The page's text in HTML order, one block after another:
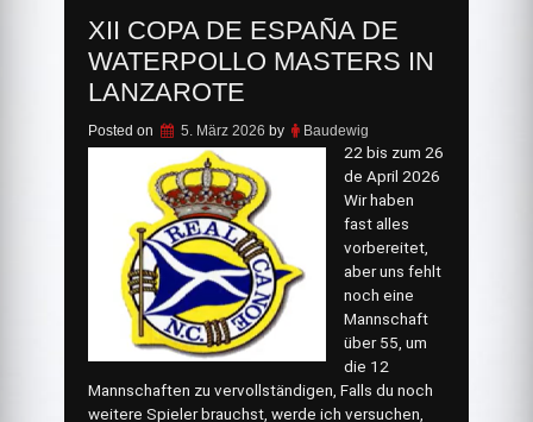
XII COPA DE ESPAÑA DE
WATERPOLLO MASTERS IN
LANZAROTE
Posted on 5. März 2026 by Baudewig
22 bis zum 26
de April 2026
Wir haben
fast alles
vorbereitet,
aber uns fehlt
noch eine
Mannschaft
über 55, um
die 12
Mannschaften zu vervollständigen, Falls du noch
weitere Spieler brauchst, werde ich versuchen,